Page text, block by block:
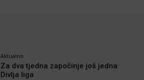
Aktualno
Za dva tjedna započinje još jedna
Divlja liga